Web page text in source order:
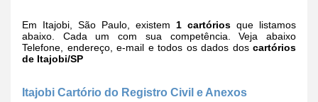
Em Itajobi, São Paulo, existem 1 cartórios que listamos
abaixo. Cada um com sua competência. Veja abaixo
Telefone, endereço, e-mail e todos os dados dos cartórios
de Itajobi/SP
Itajobi Cartório do Registro Civil e Anexos